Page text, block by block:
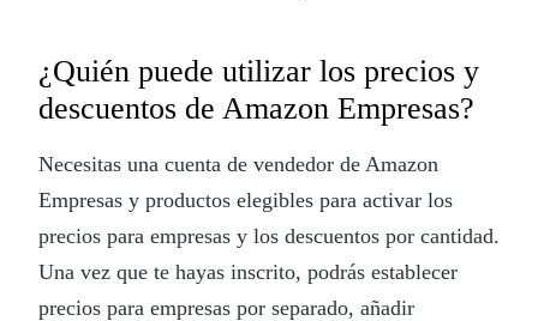
¿Quién puede utilizar los precios y
descuentos de Amazon Empresas?
Necesitas una cuenta de vendedor de Amazon
Empresas y productos elegibles para activar los
precios para empresas y los descuentos por cantidad.
Una vez que te hayas inscrito, podrás establecer
precios para empresas por separado, añadir